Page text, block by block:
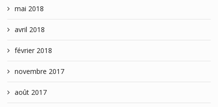
mai 2018
avril 2018
février 2018
novembre 2017
août 2017